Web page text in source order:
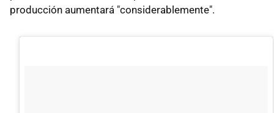
producción aumentará "considerablemente".